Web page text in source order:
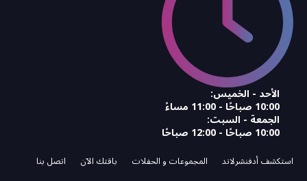
الأحد - الخميس:
10:00 صباحًا - 11:00 مساءً
الجمعة - السبت:
10:00 صباحًا - 12:00 صباحًا
استكشف أدفنشرلاند المجموعات و الحفلات‌ باقتك الآن
اتصل بنا